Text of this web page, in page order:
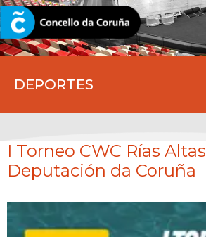
DEPORTES
CORUNA.GAL
I Torneo CWC Rías Altas
Deputación da Coruña